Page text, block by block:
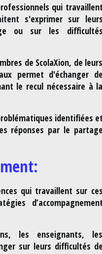
qui
s'exprimer sur
ou sur les
de ScolaXion, de
permet d'échanger
le recul nécessaire à
identifiées
réponses par le
qui travaillent sur
les enseignants,
sur leurs difficultés